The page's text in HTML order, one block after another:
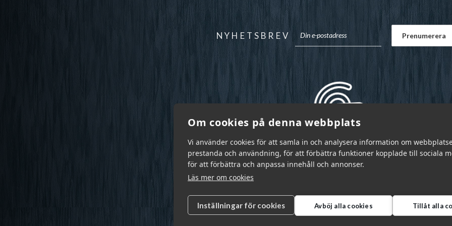
Om cookies på denna webbplats
Vi använder cookies för att samla in och analysera information om
prestanda och användning, för att förbättra funktioner kopplade till sociala
för att förbättra och anpassa innehåll och annonser.
Läs mer om cookies
Inställningar för cookies Avböj alla cookies Tillåt alla
NYHETSBREV
Garnr Sverige AB © 2026 | info@garnr.se 031 - 92